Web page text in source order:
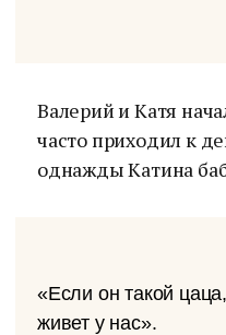
Валерий и Катя
часто приходил к
однажды Катина
«Если он такой
живет у нас».